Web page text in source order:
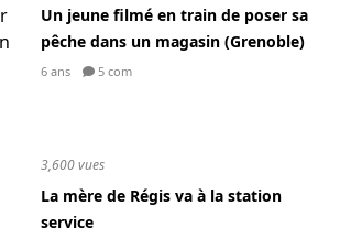
Un jeune filmé en train de poser sa
pêche dans un magasin (Grenoble)
6 ans 5 com
3,600 vues
La mère de Régis va à la station
service